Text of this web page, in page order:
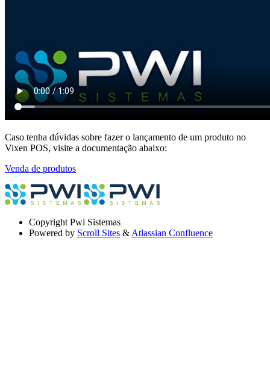
Caso tenha dúvidas sobre fazer o lançamento de um produto no
Vixen POS, visite a documentação abaixo:
Venda de produtos
Copyright Pwi Sistemas
Powered by Scroll Sites & Atlassian Confluence